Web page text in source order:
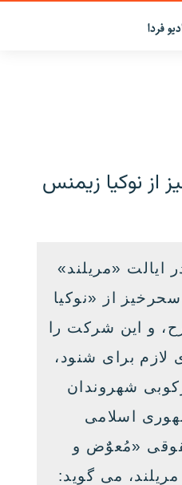
نوکیا زیمنس
ایالت «مریلند»
از «نوکیا
و این شرکت را
لازم برای شنود،
شهروندان
اسلامی
«مُعوٌَض و
می گوید: